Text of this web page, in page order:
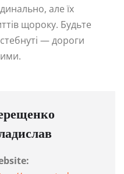
але їх
щороку. Будьте
— дороги